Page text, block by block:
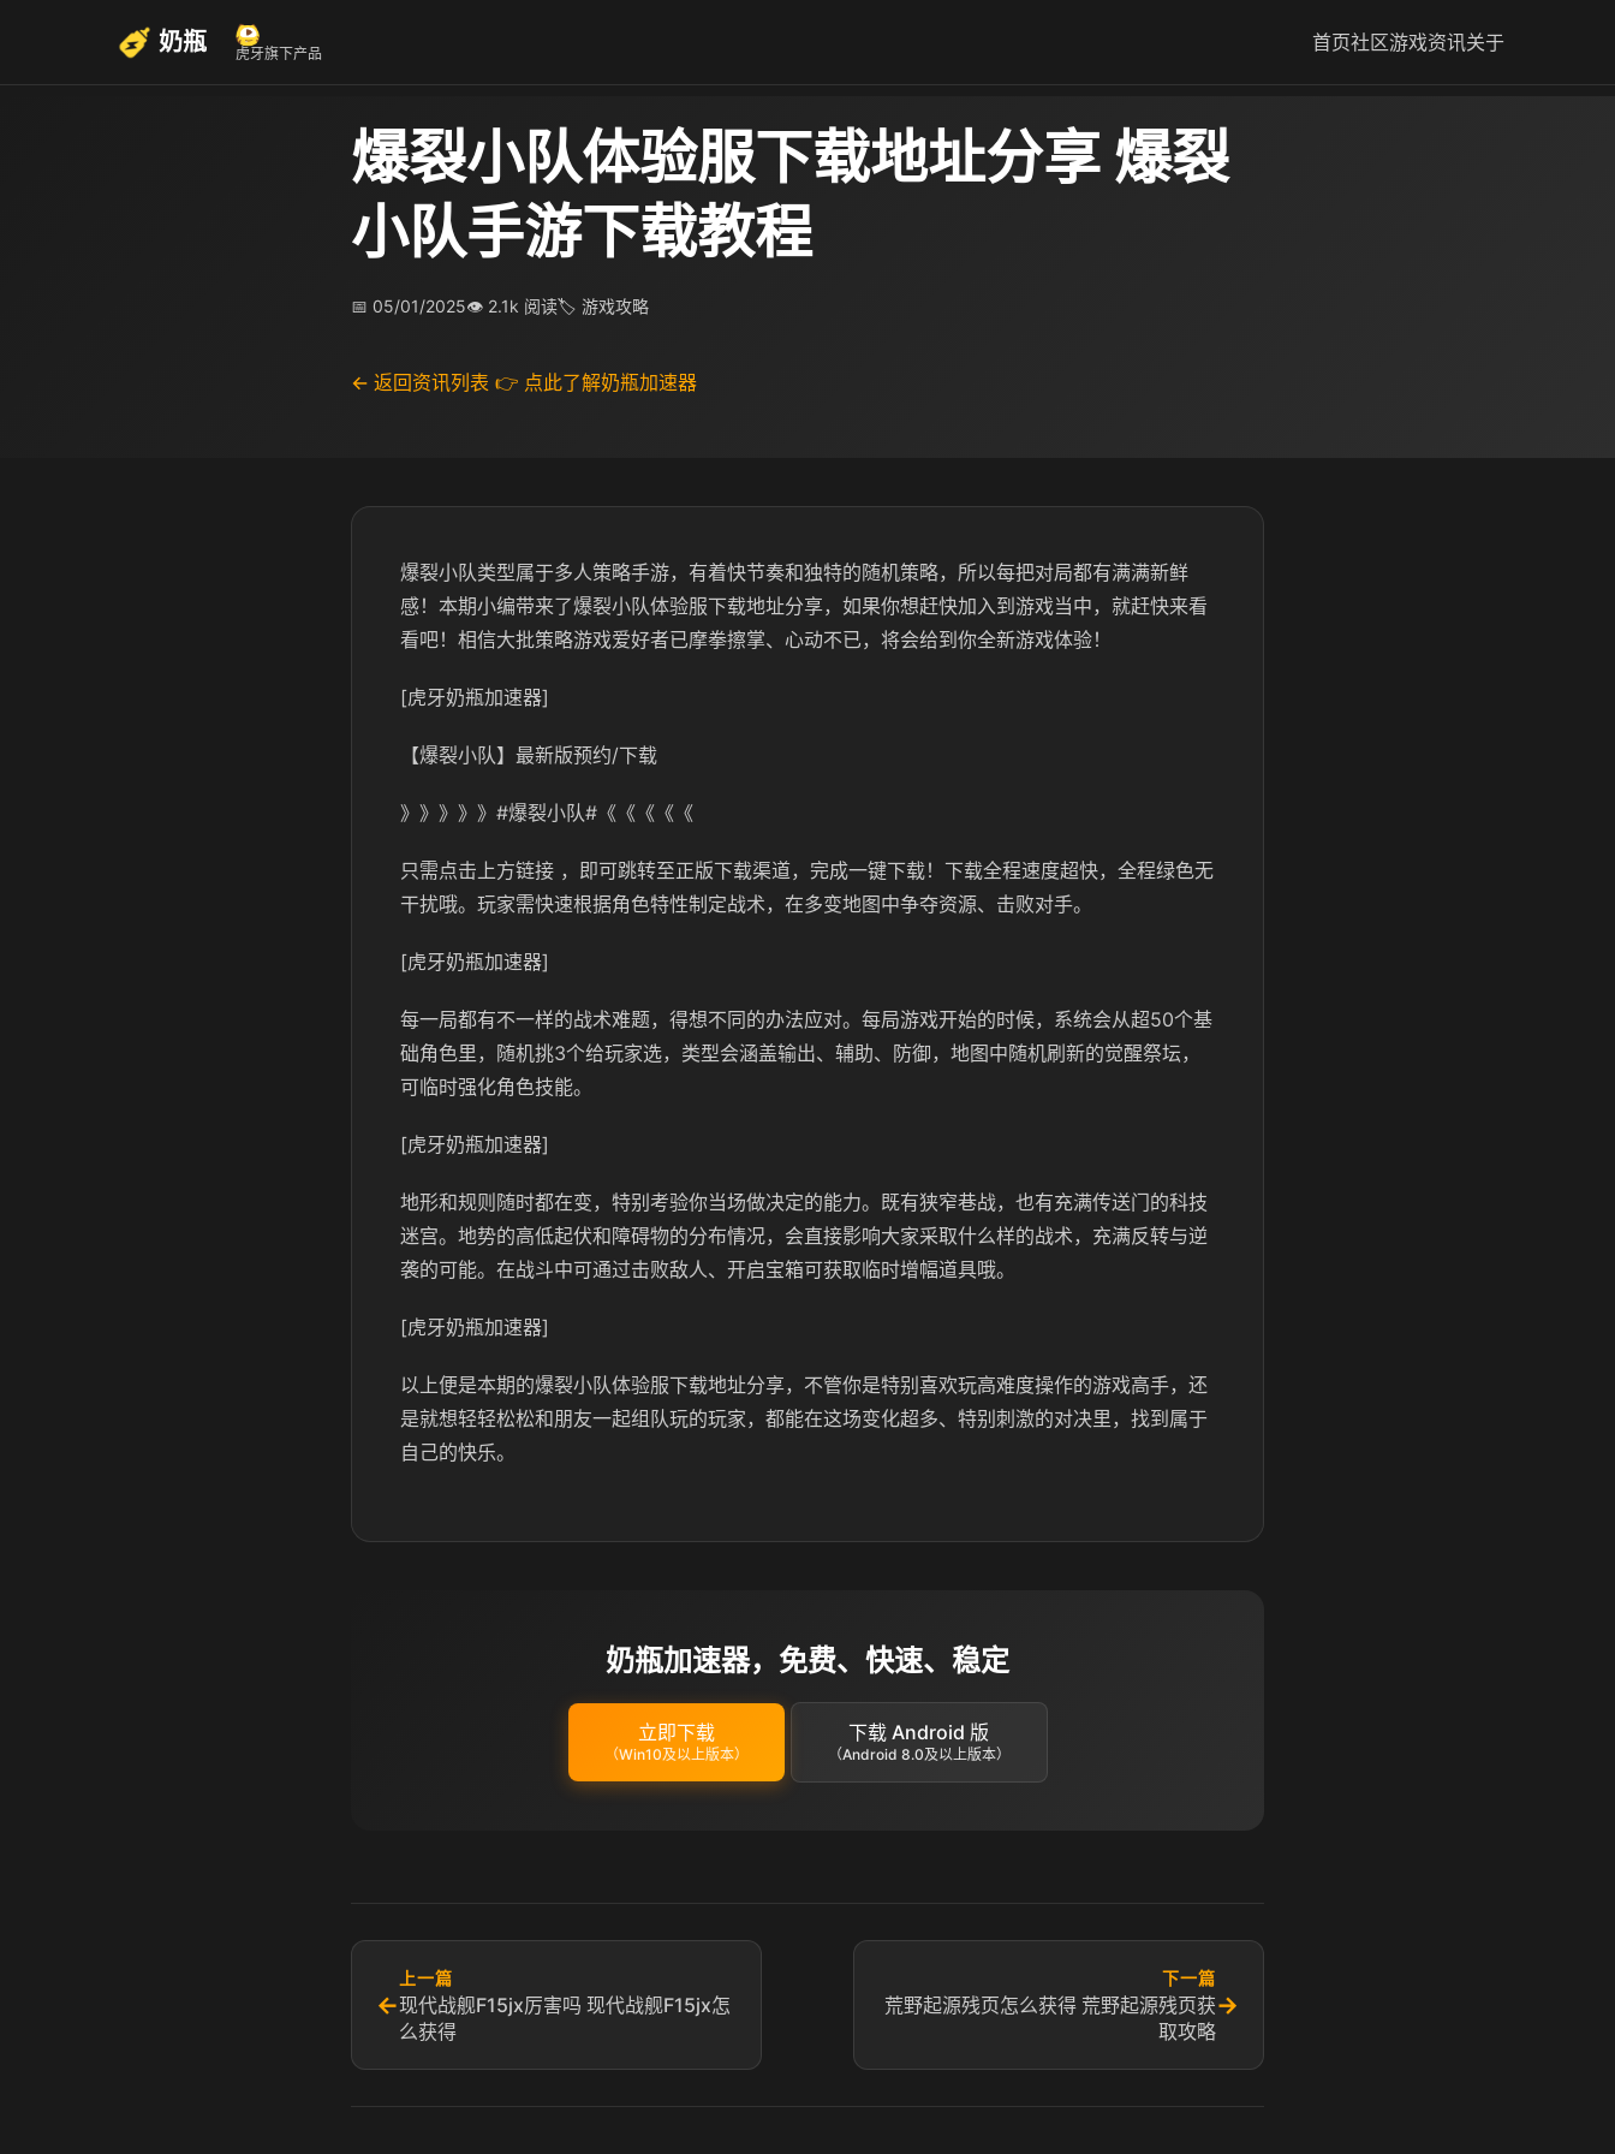
奶瓶 虎牙旗下产品 首页社区游戏资讯关于
爆裂小队体验服下载地址分享 爆裂
小队手游下载教程
📅 05/01/2025👁 2.1k 阅读🏷 游戏攻略
← 返回资讯列表 👉 点此了解奶瓶加速器
爆裂小队类型属于多人策略手游，有着快节奏和独特的随机策略，所以每把对局都有满满新鲜
感！本期小编带来了爆裂小队体验服下载地址分享，如果你想赶快加入到游戏当中，就赶快来看
看吧！相信大批策略游戏爱好者已摩拳擦掌、心动不已，将会给到你全新游戏体验！
[虎牙奶瓶加速器]
【爆裂小队】最新版预约/下载
》》》》》#爆裂小队#《《《《《
只需点击上方链接 ，即可跳转至正版下载渠道，完成一键下载！下载全程速度超快，全程绿色无
干扰哦。玩家需快速根据角色特性制定战术，在多变地图中争夺资源、击败对手。
[虎牙奶瓶加速器]
每一局都有不一样的战术难题，得想不同的办法应对。每局游戏开始的时候，系统会从超50个基
础角色里，随机挑3个给玩家选，类型会涵盖输出、辅助、防御，地图中随机刷新的觉醒祭坛，
可临时强化角色技能。
[虎牙奶瓶加速器]
地形和规则随时都在变，特别考验你当场做决定的能力。既有狭窄巷战，也有充满传送门的科技
迷宫。地势的高低起伏和障碍物的分布情况，会直接影响大家采取什么样的战术，充满反转与逆
袭的可能。在战斗中可通过击败敌人、开启宝箱可获取临时增幅道具哦。
[虎牙奶瓶加速器]
以上便是本期的爆裂小队体验服下载地址分享，不管你是特别喜欢玩高难度操作的游戏高手，还
是就想轻轻松松和朋友一起组队玩的玩家，都能在这场变化超多、特别刺激的对决里，找到属于
自己的快乐。
奶瓶加速器，免费、快速、稳定
立即下载
（Win10及以上版本）
下载 Android 版
（Android 8.0及以上版本）
←
上一篇
现代战舰F15jx厉害吗 现代战舰F15jx怎
么获得
下一篇
荒野起源残页怎么获得 荒野起源残页获
取攻略
→